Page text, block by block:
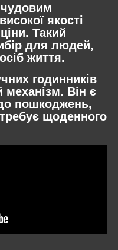
якості
Такий
для людей,
життя.
годинників
Він є
пошкоджень,
щоденного